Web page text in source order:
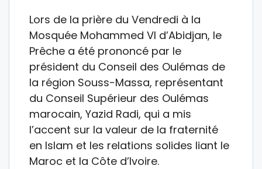
Lors de la prière du Vendredi à la
Mosquée Mohammed VI d’Abidjan, le
Prêche a été prononcé par le
président du Conseil des Oulémas de
la région Souss-Massa, représentant
du Conseil Supérieur des Oulémas
marocain, Yazid Radi, qui a mis
l’accent sur la valeur de la fraternité
en Islam et les relations solides liant le
Maroc et la Côte d’Ivoire.